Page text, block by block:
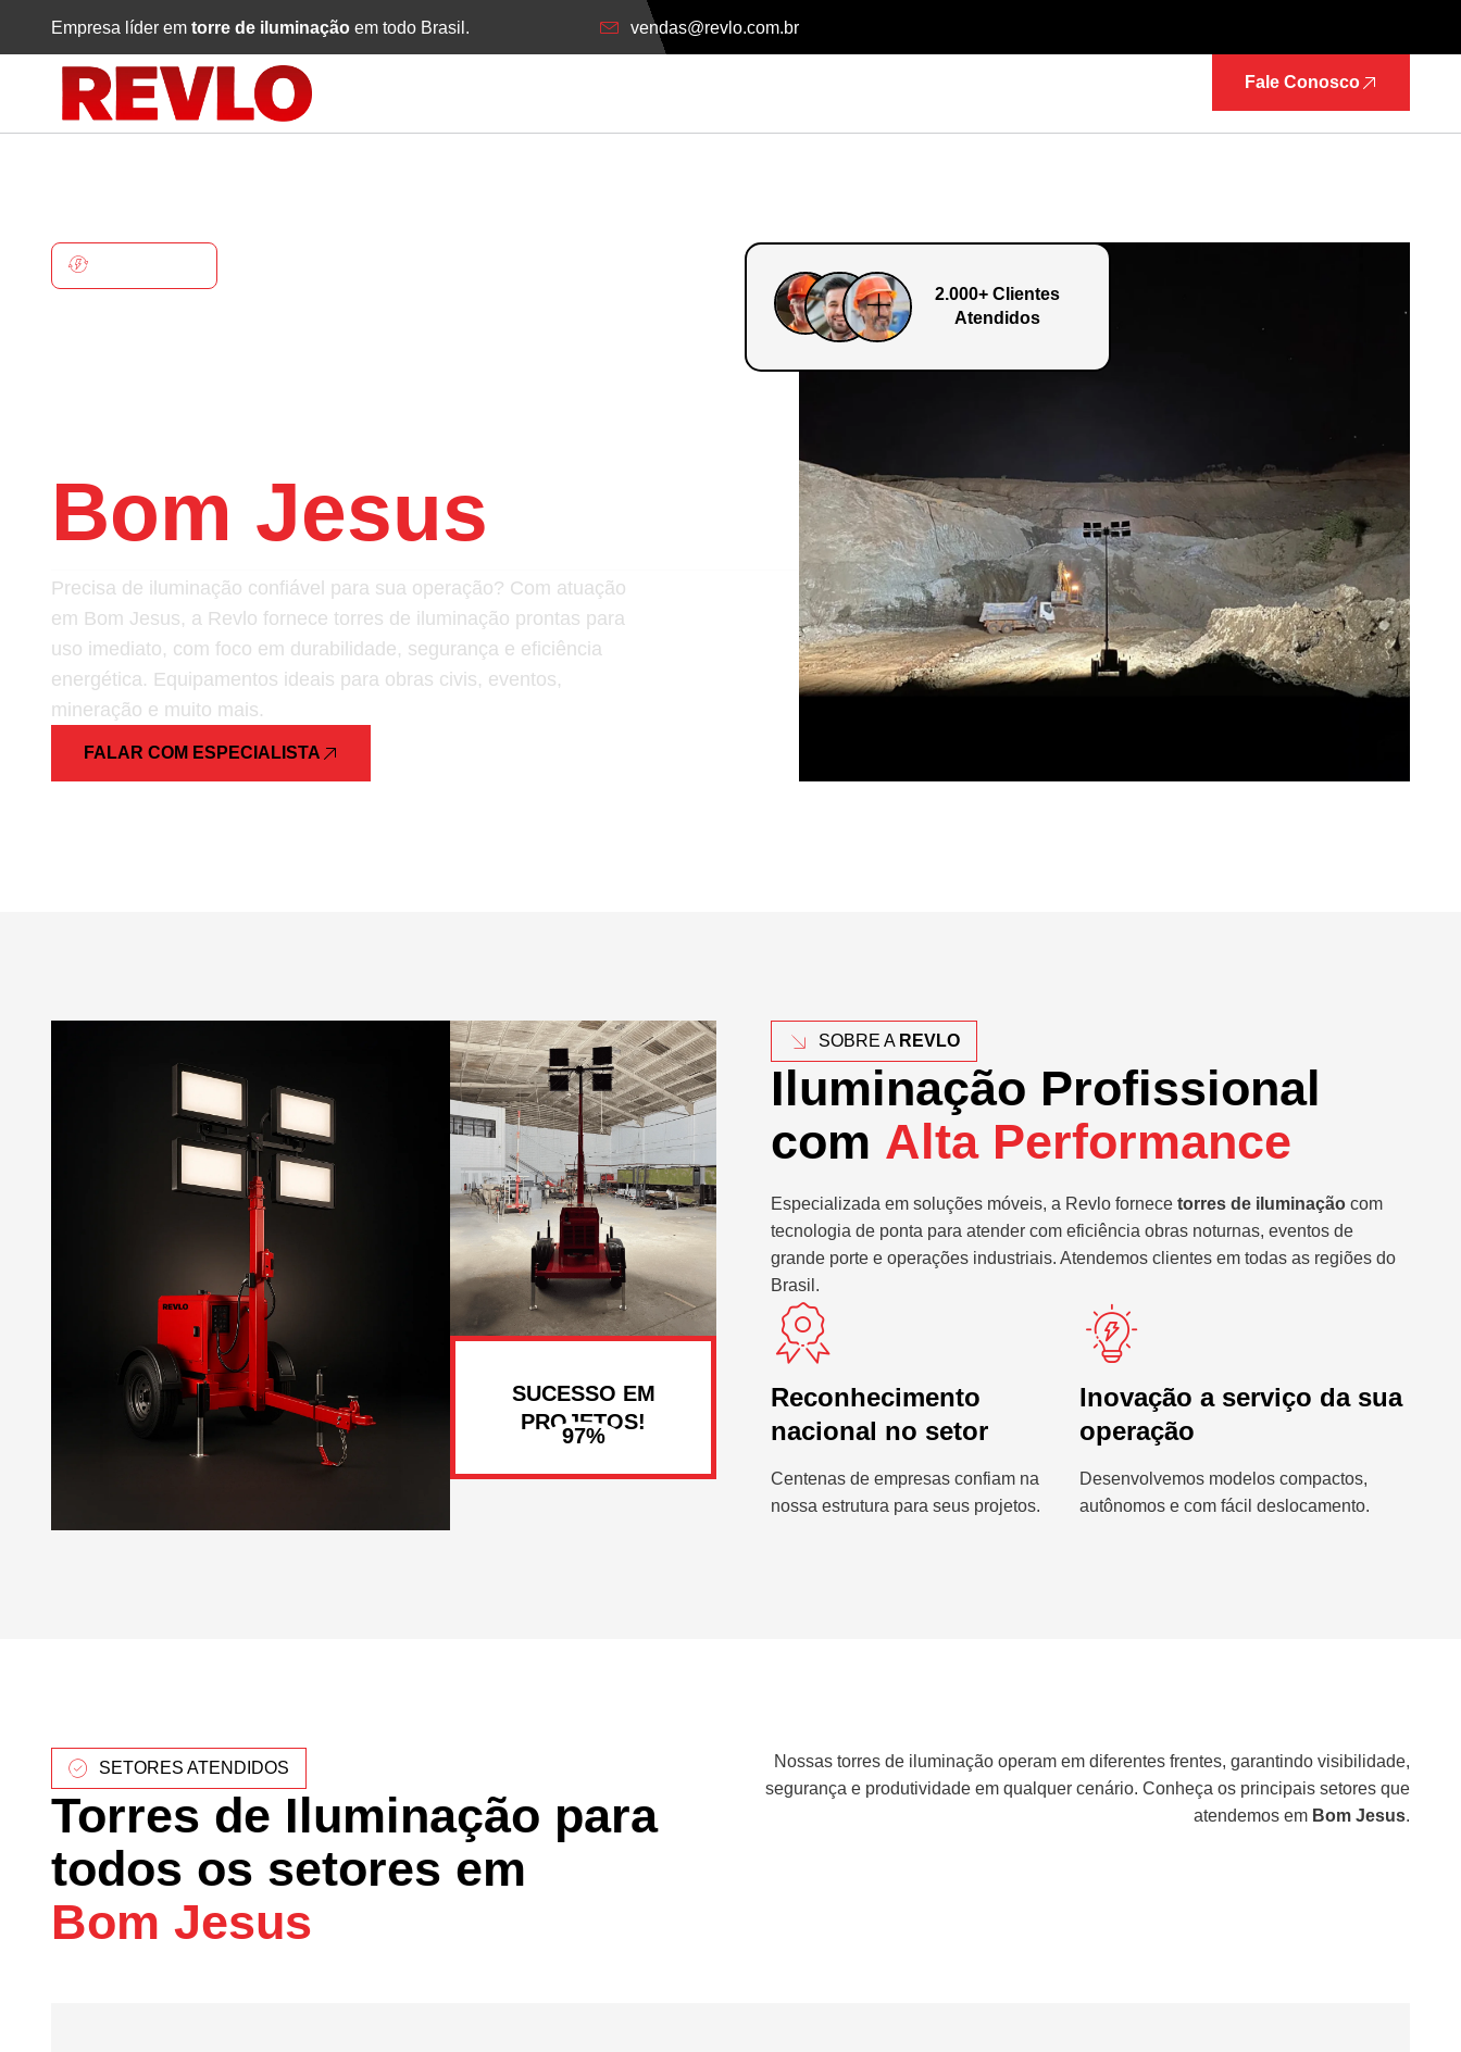
Empresa líder em torre de iluminação em todo Brasil. vendas@revlo.com.br
Fale Conosco
Bom Jesus
Precisa de iluminação confiável para sua operação? Com atuação
em Bom Jesus, a Revlo fornece torres de iluminação prontas para
uso imediato, com foco em durabilidade, segurança e eficiência
energética. Equipamentos ideais para obras civis, eventos,
mineração e muito mais.
FALAR COM ESPECIALISTA
2.000+ Clientes
Atendidos
SUCESSO EM
PROJETOS!
SOBRE A REVLO
Iluminação Profissional
com Alta Performance
Especializada em soluções móveis, a Revlo fornece torres de iluminação com
tecnologia de ponta para atender com eficiência obras noturnas, eventos de
grande porte e operações industriais. Atendemos clientes em todas as regiões do
Brasil.
Reconhecimento
nacional no setor
Centenas de empresas confiam na
nossa estrutura para seus projetos.
Inovação a serviço da sua
operação
Desenvolvemos modelos compactos,
autônomos e com fácil deslocamento.
SETORES ATENDIDOS
Torres de Iluminação para
todos os setores em
Bom Jesus
Nossas torres de iluminação operam em diferentes frentes, garantindo visibilidade,
segurança e produtividade em qualquer cenário. Conheça os principais setores que
atendemos em Bom Jesus.